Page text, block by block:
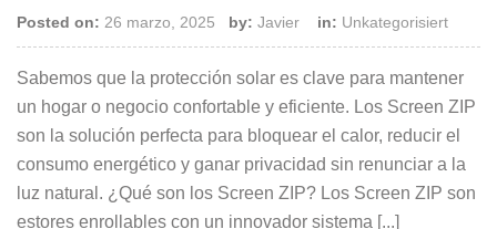
Posted on: 26 marzo, 2025 by: Javier in: Unkategorisiert
Sabemos que la protección solar es clave para mantener
un hogar o negocio confortable y eficiente. Los Screen ZIP
son la solución perfecta para bloquear el calor, reducir el
consumo energético y ganar privacidad sin renunciar a la
luz natural. ¿Qué son los Screen ZIP? Los Screen ZIP son
estores enrollables con un innovador sistema [...]